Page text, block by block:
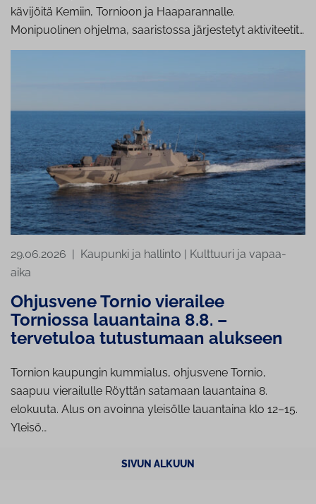
kävijöitä Kemiin, Tornioon ja Haaparannalle.
Monipuolinen ohjelma, saaristossa järjestetyt aktiviteetit…
29.06.2026 | Kaupunki ja hallinto | Kulttuuri ja vapaa-
aika
Ohjusvene Tornio vierailee
Torniossa lauantaina 8.8. –
tervetuloa tutustumaan alukseen
Tornion kaupungin kummialus, ohjusvene Tornio,
saapuu vierailulle Röyttän satamaan lauantaina 8.
elokuuta. Alus on avoinna yleisölle lauantaina klo 12–15.
Yleisö…
SIVUN ALKUUN